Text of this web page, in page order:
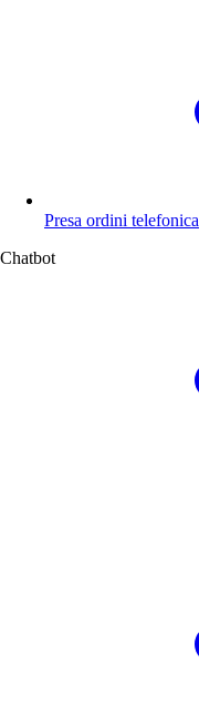
Presa ordini telefonica
Chatbot